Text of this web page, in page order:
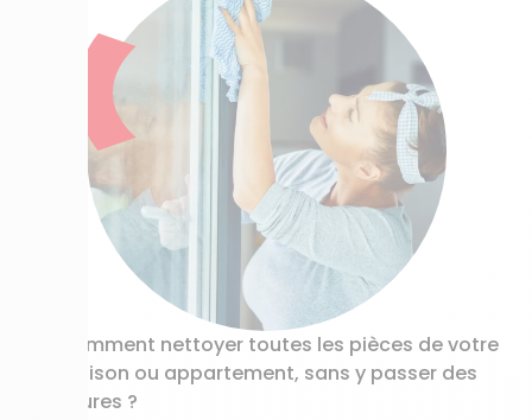
Comment nettoyer toutes les pièces de votre
maison ou appartement, sans y passer des
heures ?